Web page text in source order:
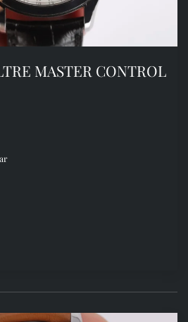
MASTER CONTROL